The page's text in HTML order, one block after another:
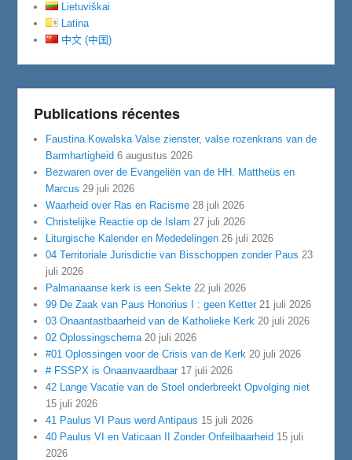
Lietuviškai
Latina
中文 (中国)
Publications récentes
Faustina Kowalska Valse zienster, valse rozenkrans van de
Barmhartigheid 6 augustus 2026
Bezwaren over de Evangeliën van de HH. Mattheüs en
Marcus 29 juli 2026
Waarheid over Ras en Racisme 28 juli 2026
Christelijke Reactie op de Islam 27 juli 2026
Liturgische Kalender en Mededelingen 26 juli 2026
04 Territoriale Jurisdictie van Bisschoppen zonder Paus 23
juli 2026
Palmariaanse kerk is een Sekte 22 juli 2026
99 De Zaak van Paus Honorius I : geen Ketter 21 juli 2026
03 Onaantastbaarheid van de Katholieke Kerk 20 juli 2026
02 Oplossingschema 20 juli 2026
#01 Oplossingen voor de Crisis van de Kerk 20 juli 2026
# FSSPX is Onaanvaardbaar 17 juli 2026
42 Lange Vacatie van de Stoel onderbreekt Opvolging niet
15 juli 2026
41 Paulus VI Paus werd Antipaus 15 juli 2026
40 Paulus VI en Vaticaan II Zonder Onfeilbaarheid 15 juli
2026